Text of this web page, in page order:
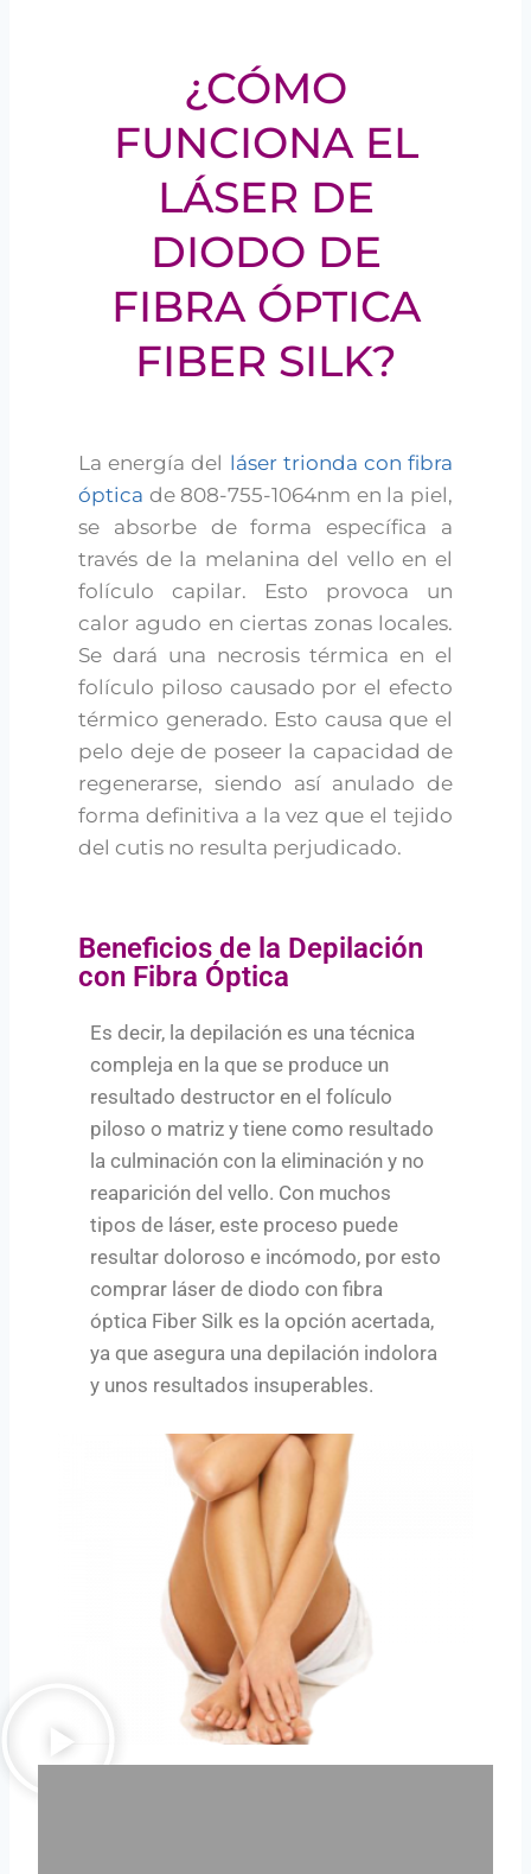
¿CÓMO
FUNCIONA EL
LÁSER DE
DIODO DE
FIBRA ÓPTICA
FIBER SILK?
La energía del láser trionda con fibra
óptica de 808-755-1064nm en la piel,
se absorbe de forma específica a
través de la melanina del vello en el
folículo capilar. Esto provoca un
calor agudo en ciertas zonas locales.
Se dará una necrosis térmica en el
folículo piloso causado por el efecto
térmico generado. Esto causa que el
pelo deje de poseer la capacidad de
regenerarse, siendo así anulado de
forma definitiva a la vez que el tejido
del cutis no resulta perjudicado.
Beneficios de la Depilación
con Fibra Óptica
Es decir, la depilación es una técnica
compleja en la que se produce un
resultado destructor en el folículo
piloso o matriz y tiene como resultado
la culminación con la eliminación y no
reaparición del vello. Con muchos
tipos de láser, este proceso puede
resultar doloroso e incómodo, por esto
comprar láser de diodo con fibra
óptica Fiber Silk es la opción acertada,
ya que asegura una depilación indolora
y unos resultados insuperables.